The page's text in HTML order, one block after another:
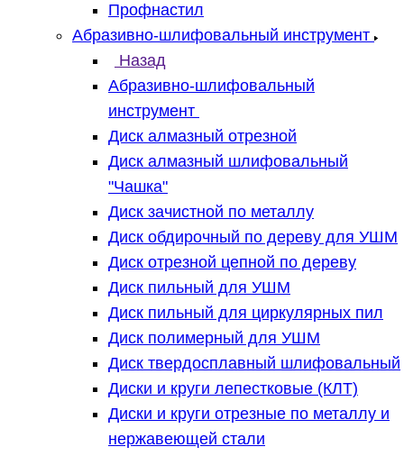
Профнастил
Абразивно-шлифовальный инструмент
Назад
Абразивно-шлифовальный
инструмент
Диск алмазный отрезной
Диск алмазный шлифовальный
"Чашка"
Диск зачистной по металлу
Диск обдирочный по дереву для УШМ
Диск отрезной цепной по дереву
Диск пильный для УШМ
Диск пильный для циркулярных пил
Диск полимерный для УШМ
Диск твердосплавный шлифовальный
Диски и круги лепестковые (КЛТ)
Диски и круги отрезные по металлу и
нержавеющей стали